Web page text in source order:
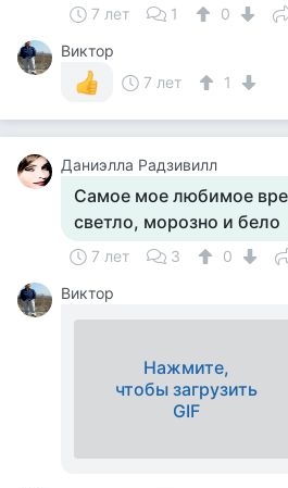
7 лет 1
0
Виктор
7 лет
1
Даниэлла Радзивилл
Самое мое любимое
светло, морозно и бело
7 лет 3
0
Виктор
Нажмите,
чтобы загрузить
GIF